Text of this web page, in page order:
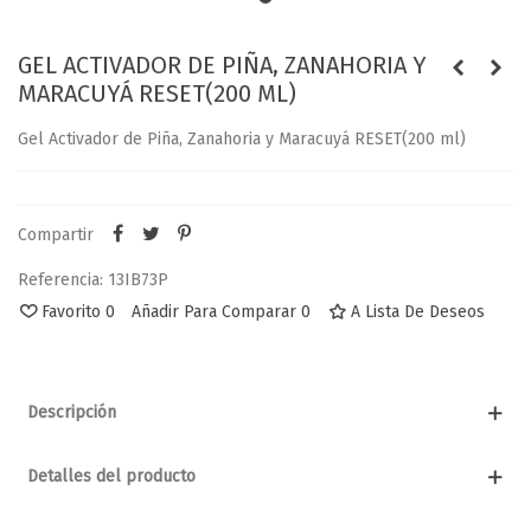
GEL ACTIVADOR DE PIÑA, ZANAHORIA Y
MARACUYÁ RESET(200 ML)
Gel Activador de Piña, Zanahoria y Maracuyá RESET(200 ml)
Compartir
Referencia: 13IB73P
Favorito 0 Añadir Para Comparar 0 A Lista De Deseos
Descripción
Detalles del producto